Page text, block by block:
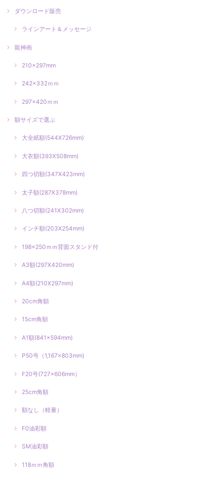
ダウンロード販売
ラインアート＆メッセージ
龍神画
210×297mm
242×332ｍｍ
297×420ｍｍ
額サイズで選ぶ
大全紙額(544X726mm)
大衣額(393X508mm)
四つ切額(347X423mm)
太子額(287X378mm)
八つ切額(241X302mm)
インチ額(203X254mm)
198×250ｍｍ背面スタンド付
A3額(297X420mm)
A4額(210X297mm)
20cm角額
15cm角額
A1額(841×594mm)
P50号（1,167×803mm)
F20号(727×606mm）
25cm角額
額なし（軽量）
F0油彩額
SM油彩額
118ｍｍ角額